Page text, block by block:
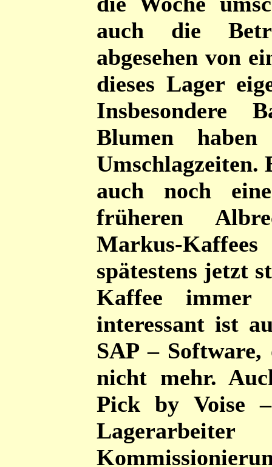
auch die
abgesehen von
dieses Lager
Insbesondere
Blumen
auch noch
früheren
Markus-
spätestens jetzt
Kaffee immer
interessant ist
SAP –
nicht mehr.
Pick by Voise